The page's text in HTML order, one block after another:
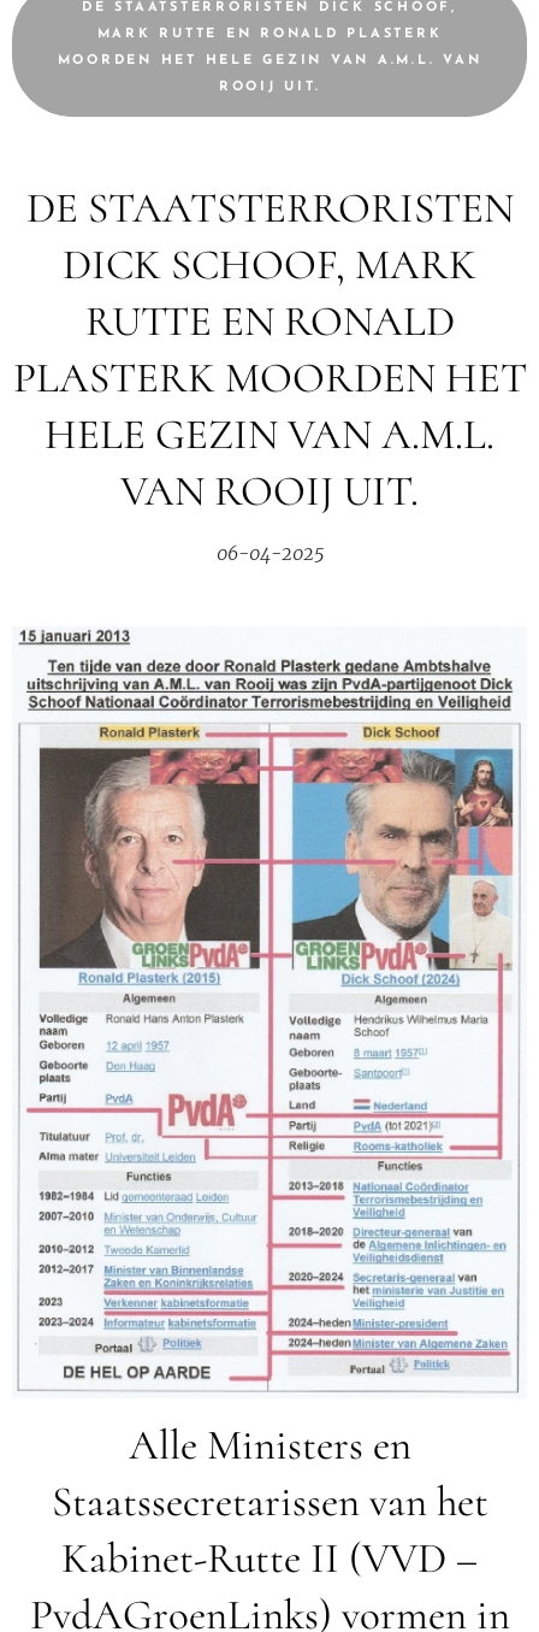
DE STAATSTERRORISTEN DICK SCHOOF,
MARK RUTTE EN RONALD PLASTERK
MOORDEN HET HELE GEZIN VAN A.M.L. VAN
ROOIJ UIT.
DE STAATSTERRORISTEN
DICK SCHOOF, MARK
RUTTE EN RONALD
PLASTERK MOORDEN HET
HELE GEZIN VAN A.M.L.
VAN ROOIJ UIT.
06-04-2025
Alle Ministers en
Staatssecretarissen van het
Kabinet-Rutte II (VVD –
PvdAGroenLinks) vormen in